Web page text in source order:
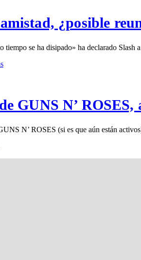
¿posible
se ha disipado» ha declarado Slash
GUNS N’ ROSES,
N’ ROSES (si es que aún están